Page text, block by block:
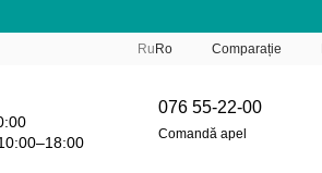
Ru Ro Comparație
076 55-22-00
Comandă apel